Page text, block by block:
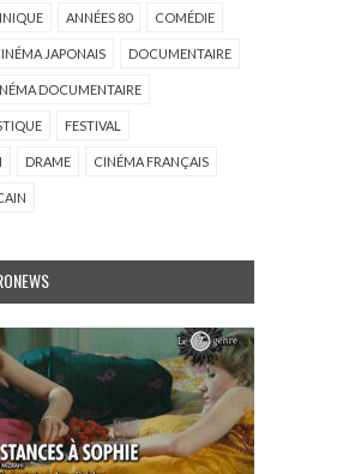
ANNÉES 80 COMÉDIE
JAPONAIS DOCUMENTAIRE
DOCUMENTAIRE
FESTIVAL
DRAME CINÉMA FRANÇAIS